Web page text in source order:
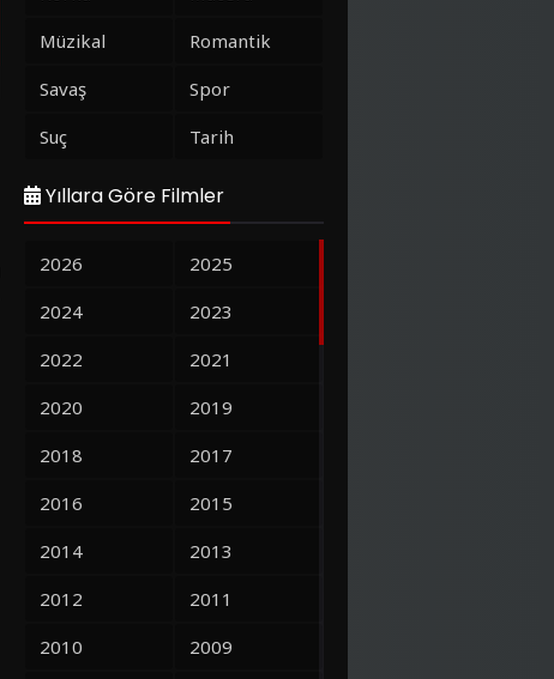
Müzikal
Romantik
Savaş
Spor
Suç
Tarih
Yıllara Göre Filmler
2026
2025
2024
2023
2022
2021
2020
2019
2018
2017
2016
2015
2014
2013
2012
2011
2010
2009